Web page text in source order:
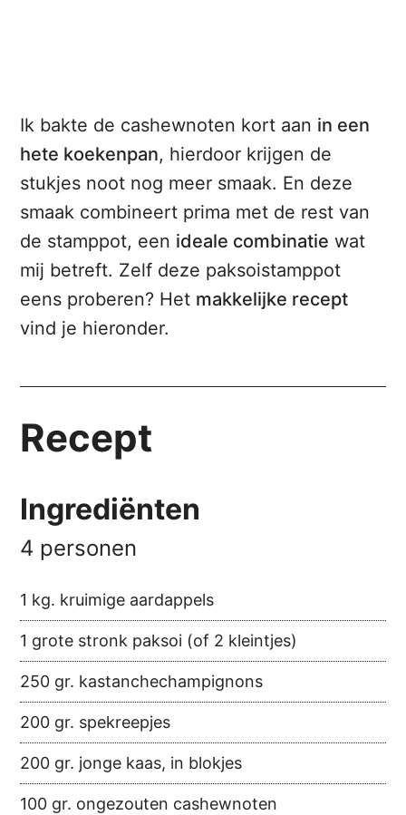
Ik bakte de cashewnoten kort aan in een
hete koekenpan, hierdoor krijgen de
stukjes noot nog meer smaak. En deze
smaak combineert prima met de rest van
de stamppot, een ideale combinatie wat
mij betreft. Zelf deze paksoistamppot
eens proberen? Het makkelijke recept
vind je hieronder.
Recept
Ingrediënten
4 personen
1 kg. kruimige aardappels
1 grote stronk paksoi (of 2 kleintjes)
250 gr. kastanchechampignons
200 gr. spekreepjes
200 gr. jonge kaas, in blokjes
100 gr. ongezouten cashewnoten